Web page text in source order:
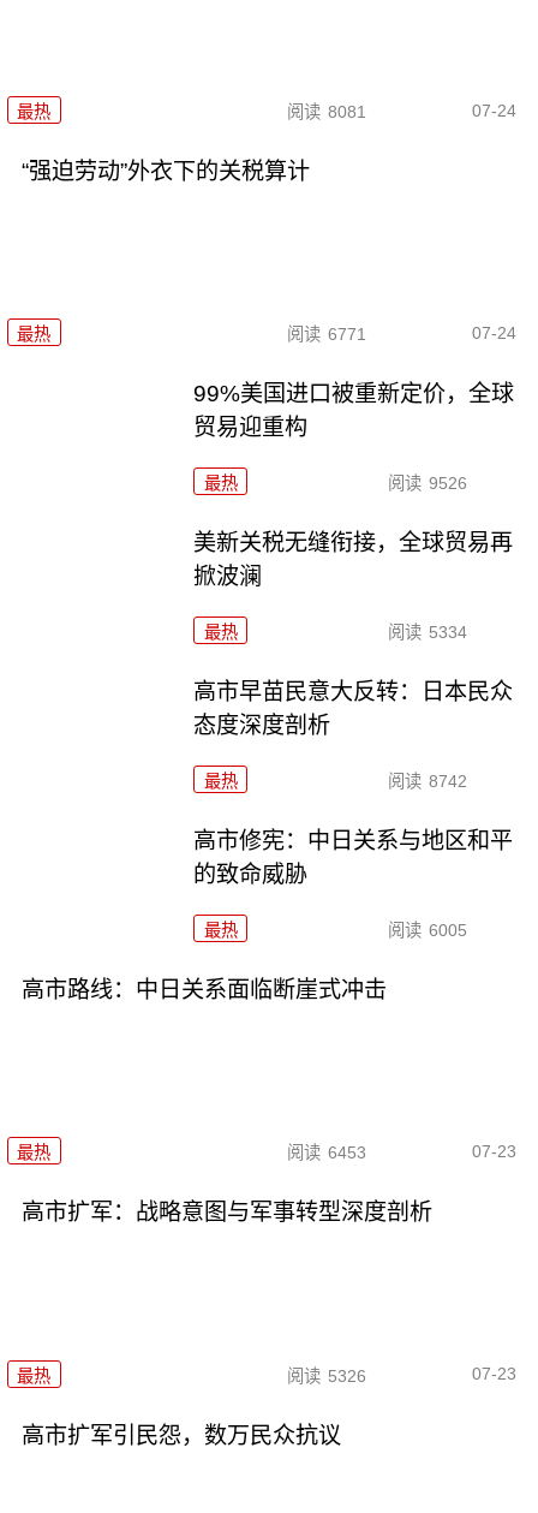
最热 阅读 8081 07-24
“强迫劳动”外衣下的关税算计
最热 阅读 6771 07-24
99%美国进口被重新定价，全球
贸易迎重构
最热 阅读 9526
美新关税无缝衔接，全球贸易再
掀波澜
最热 阅读 5334
高市早苗民意大反转：日本民众
态度深度剖析
最热 阅读 8742
高市修宪：中日关系与地区和平
的致命威胁
最热 阅读 6005
高市路线：中日关系面临断崖式冲击
最热 阅读 6453 07-23
高市扩军：战略意图与军事转型深度剖析
最热 阅读 5326 07-23
高市扩军引民怨，数万民众抗议